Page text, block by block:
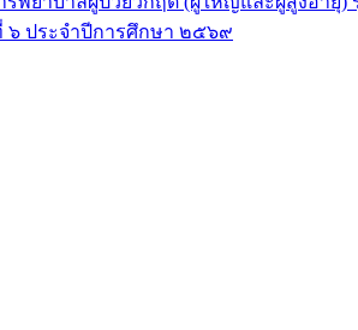
๖ ประจำปีการศึกษา ๒๕๖๙